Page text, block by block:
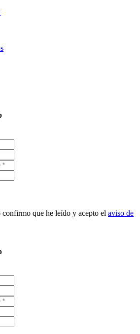
que he leído y acepto el aviso de